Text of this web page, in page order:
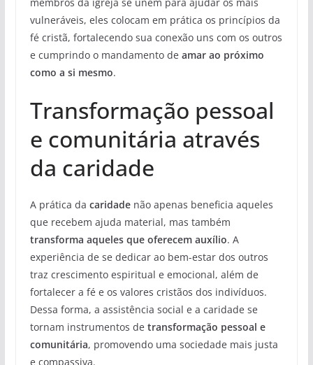
vulneráveis, eles colocam em prática os princípios da
fé cristã, fortalecendo sua conexão uns com os outros
e cumprindo o mandamento de amar ao próximo
como a si mesmo.
Transformação pessoal
e comunitária através
da caridade
A prática da caridadenão apenas beneficia aqueles
que recebem ajuda material, mas também
transforma aqueles que oferecem auxílio. A
experiência de se dedicar ao bem-estar dos outros
traz crescimento espiritual e emocional, além de
fortalecer a fé e os valores cristãos dos indivíduos.
Dessa forma, a assistência social e a caridade se
tornam instrumentos de transformação pessoal e
comunitária, promovendo uma sociedade mais justa
e compassiva.